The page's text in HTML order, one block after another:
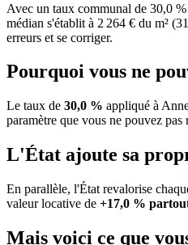
Avec un taux communal de 30,0
médian s'établit à 2 264 € du m²
erreurs et se corriger.
Pourquoi vous ne
Le taux de 30,0 % appliqué à
paramètre que vous ne pouvez
L'État ajoute sa
En parallèle, l'État revalorise
valeur locative de +17,0 %
Mais voici ce que